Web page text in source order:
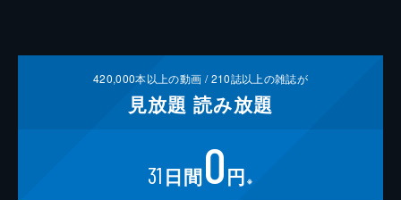
420,000本以上の動画 /210誌以上の雑誌が
見放題 読み放題
31 日間0円 ※